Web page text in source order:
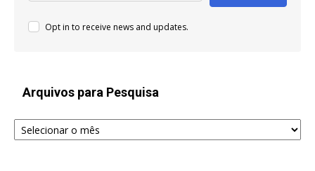
Opt in to receive news and updates.
Arquivos para Pesquisa
Arquivos
para